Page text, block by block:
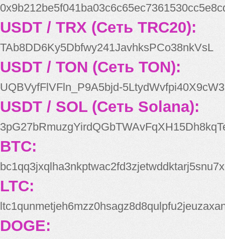
USDT / TRX (Сеть TRC20):
TAb8DD6Ky5Dbfwy241JavhksPCo38nkVsL
USDT / TON (Сеть TON):
UQBVyfFlVFln_P9A5bjd-
USDT / SOL (Сеть Solana):
BTC:
bc1qq3jxqlha3nkptwac2fd3zjetwddktarj5snu7x
LTC:
DOGE: